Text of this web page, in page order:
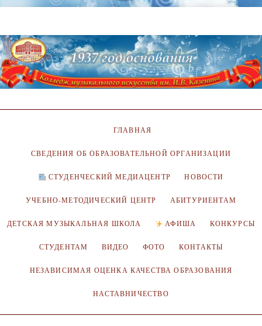
ГЛАВНАЯ
СВЕДЕНИЯ ОБ ОБРАЗОВАТЕЛЬНОЙ ОРГАНИЗАЦИИ
СТУДЕНЧЕСКИЙ МЕДИАЦЕНТР НОВОСТИ
УЧЕБНО-МЕТОДИЧЕСКИЙ ЦЕНТР АБИТУРИЕНТАМ
ДЕТСКАЯ МУЗЫКАЛЬНАЯ ШКОЛА АФИША КОНКУРСЫ
СТУДЕНТАМ ВИДЕО ФОТО КОНТАКТЫ
НЕЗАВИСИМАЯ ОЦЕНКА КАЧЕСТВА ОБРАЗОВАНИЯ
НАСТАВНИЧЕСТВО